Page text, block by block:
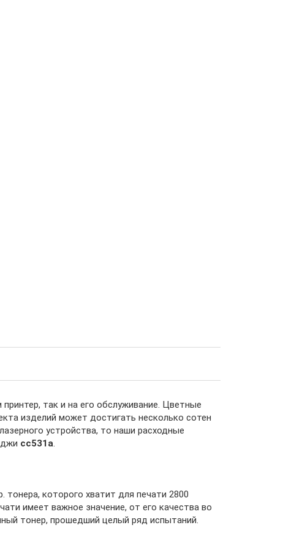
так и на его обслуживание. Цветные
изделий может достигать несколько сотен
устройства, то наши расходные
cc531a.
которого хватит для печати 2800
имеет важное значение, от его качества во
тонер, прошедший целый ряд испытаний.